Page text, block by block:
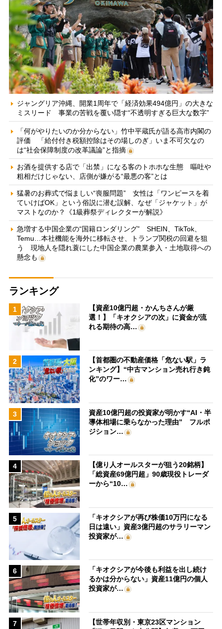
ジャングリア沖縄、開業1周年で「経済効果494億円」の大きな
ミスリード 事業の苦戦を覆い隠す“不透明すぎる巨大な数字”
「何がやりたいのか分からない」竹中平蔵氏が語る高市内閣の
評価 「給付付き税額控除はその場しのぎ」いま不可欠なの
は“社会保障制度の改革議論”と指摘
お酒を提供する店で「出禁」になる客のトホホな生態 嘔吐や
粗相だけじゃない、店側が嫌がる“最悪の客”とは
猛暑のお葬式で悩ましい“喪服問題” 女性は「ワンピースを着
ていけばOK」という俗説に潜む誤解、なぜ「ジャケット」が
マストなのか？《1級葬祭ディレクターが解説》
急増する中国企業の“国籍ロンダリング” SHEIN、TikTok、
Temu…本社機能を海外に移転させ、トランプ関税の回避を狙
う 現地人を隠れ蓑にした中国企業の農業参入・土地取得への
懸念も
ランキング
1
【資産10億円超・かんちさんが厳
選！】「キオクシアの次」に資金が流
れる期待の高…
2
【首都圏の不動産価格「危ない駅」ラ
ンキング】“中古マンション売れ行き鈍
化”のワー…
3
資産10億円超の投資家が明かす“AI・半
導体相場に乗らなかった理由” フルポ
ジション…
4
【億り人オールスターが狙う20銘柄】
「総資産69億円超」90歳現役トレーダ
ーから“10…
5
「キオクシアが再び株価10万円になる
日は遠い」資産3億円超のサラリーマン
投資家が…
6
「キオクシアが今後も利益を出し続け
るかは分からない」資産11億円の個人
投資家が…
7
【世帯年収別・東京23区マンション